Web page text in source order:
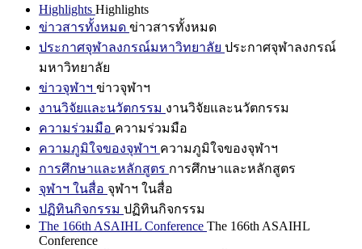
Highlights Highlights
ข่าวสารทั้งหมด ข่าวสารทั้งหมด
ประกาศจุฬาลงกรณ์มหาวิทยาลัย ประกาศจุฬาลงกรณ์
มหาวิทยาลัย
ข่าวจุฬาฯ ข่าวจุฬาฯ
งานวิจัยและนวัตกรรม งานวิจัยและนวัตกรรม
ความร่วมมือ ความร่วมมือ
ความภูมิใจของจุฬาฯ ความภูมิใจของจุฬาฯ
การศึกษาและหลักสูตร การศึกษาและหลักสูตร
จุฬาฯ ในสื่อ จุฬาฯ ในสื่อ
ปฏิทินกิจกรรม ปฏิทินกิจกรรม
The 166th ASAIHL Conference The 166th ASAIHL
Conference